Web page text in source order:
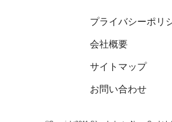
プライバシーポリ
会社概要
サイトマップ
お問い合わせ